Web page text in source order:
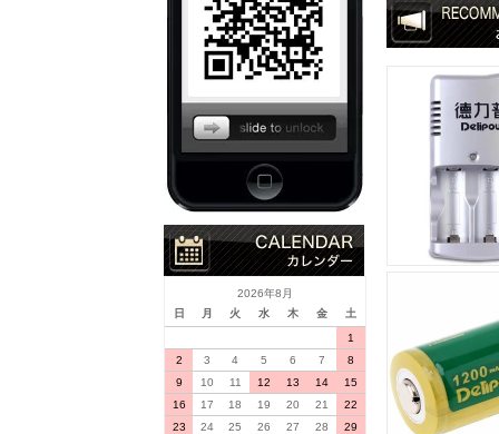
2026年8月
日
月 火 水 木 金
土
1
2
3 4 5 6 7
8
9
10 11 12 13 14
15
16
17 18 19 20 21
22
23
24 25 26 27 28
29